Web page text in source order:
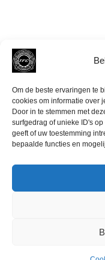
Om de beste ervaringen te
cookies om informatie over
Door in te stemmen met
surfgedrag of unieke ID's
geeft of uw toestemming
bepaalde functies en